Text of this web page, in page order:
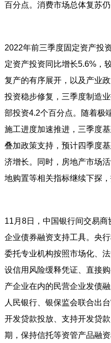
百分点。消费市场总体复苏
2022年前三季度固定资产投
定资产投资同比增长5.6%，
复产的有序展开，以及产业
投资稳步修复，三季度制造
部投资4.2个百分点。随着极
施工进度加速推进，三季度
叠加政策支持，预计四季度
济增长。同时，房地产市场
地购置等相关指标继续下探，
11月8日，中国银行间交易
企业债券融资支持工具。央
委托专业机构按照市场化、
设信用风险缓释凭证、直接
产企业在内的民营企业发债
人民银行、银保监会联合出
开发贷款投放、支持开发贷
期，保持信托等资管产品融